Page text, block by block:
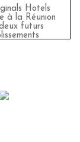
Hotels
à la Réunion
futurs